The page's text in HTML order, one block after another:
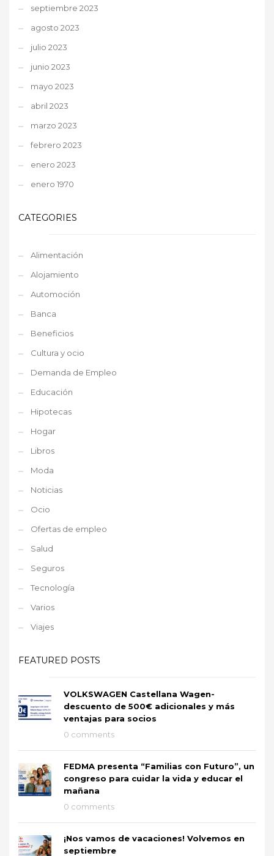
septiembre 2023
agosto 2023
julio 2023
junio 2023
mayo 2023
abril 2023
marzo 2023
febrero 2023
enero 2023
enero 1970
CATEGORIES
Alimentación
Alojamiento
Automoción
Banca
Beneficios
Cultura y ocio
Demanda de Empleo
Educación
Hipotecas
Hogar
Libros
Moda
Noticias
Ocio
Ofertas de empleo
Salud
Seguros
Tecnología
Varios
Viajes
FEATURED POSTS
VOLKSWAGEN Castellana Wagen-
descuento de 500€ adicionales y más
ventajas para socios
0 comments
FEDMA presenta “Familias con Futuro”, un
congreso para cuidar la vida y educar el
mañana
0 comments
¡Nos vamos de vacaciones! Volvemos en
septiembre